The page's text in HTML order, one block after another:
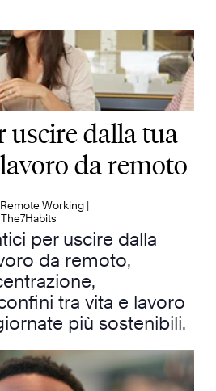
uscire dalla tua
da remoto
Remote Working |
The7Habits
per uscire dalla
da remoto,
tra vita e lavoro
più sostenibili.